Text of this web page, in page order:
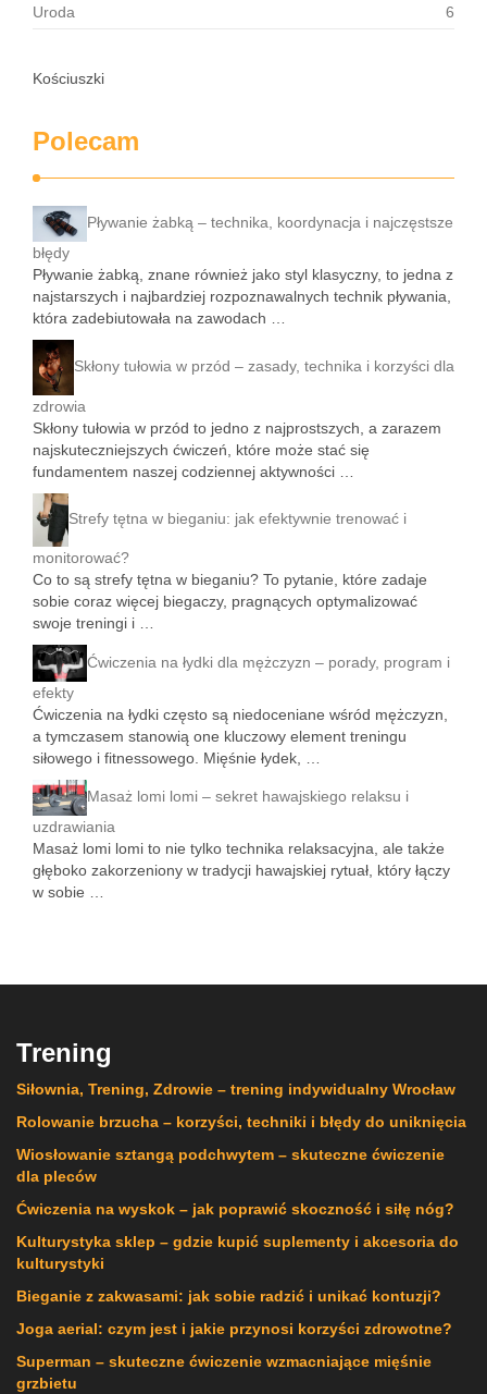
Uroda 6
Kościuszki
Polecam
Pływanie żabką – technika, koordynacja i najczęstsze
błędy
Pływanie żabką, znane również jako styl klasyczny, to jedna z
najstarszych i najbardziej rozpoznawalnych technik pływania,
która zadebiutowała na zawodach …
Skłony tułowia w przód – zasady, technika i korzyści dla
zdrowia
Skłony tułowia w przód to jedno z najprostszych, a zarazem
najskuteczniejszych ćwiczeń, które może stać się
fundamentem naszej codziennej aktywności …
Strefy tętna w bieganiu: jak efektywnie trenować i
monitorować?
Co to są strefy tętna w bieganiu? To pytanie, które zadaje
sobie coraz więcej biegaczy, pragnących optymalizować
swoje treningi i …
Ćwiczenia na łydki dla mężczyzn – porady, program i
efekty
Ćwiczenia na łydki często są niedoceniane wśród mężczyzn,
a tymczasem stanowią one kluczowy element treningu
siłowego i fitnessowego. Mięśnie łydek, …
Masaż lomi lomi – sekret hawajskiego relaksu i
uzdrawiania
Masaż lomi lomi to nie tylko technika relaksacyjna, ale także
głęboko zakorzeniony w tradycji hawajskiej rytuał, który łączy
w sobie …
Trening
Siłownia, Trening, Zdrowie – trening indywidualny Wrocław
Rolowanie brzucha – korzyści, techniki i błędy do uniknięcia
Wiosłowanie sztangą podchwytem – skuteczne ćwiczenie
dla pleców
Ćwiczenia na wyskok – jak poprawić skoczność i siłę nóg?
Kulturystyka sklep – gdzie kupić suplementy i akcesoria do
kulturystyki
Bieganie z zakwasami: jak sobie radzić i unikać kontuzji?
Joga aerial: czym jest i jakie przynosi korzyści zdrowotne?
Superman – skuteczne ćwiczenie wzmacniające mięśnie
grzbietu